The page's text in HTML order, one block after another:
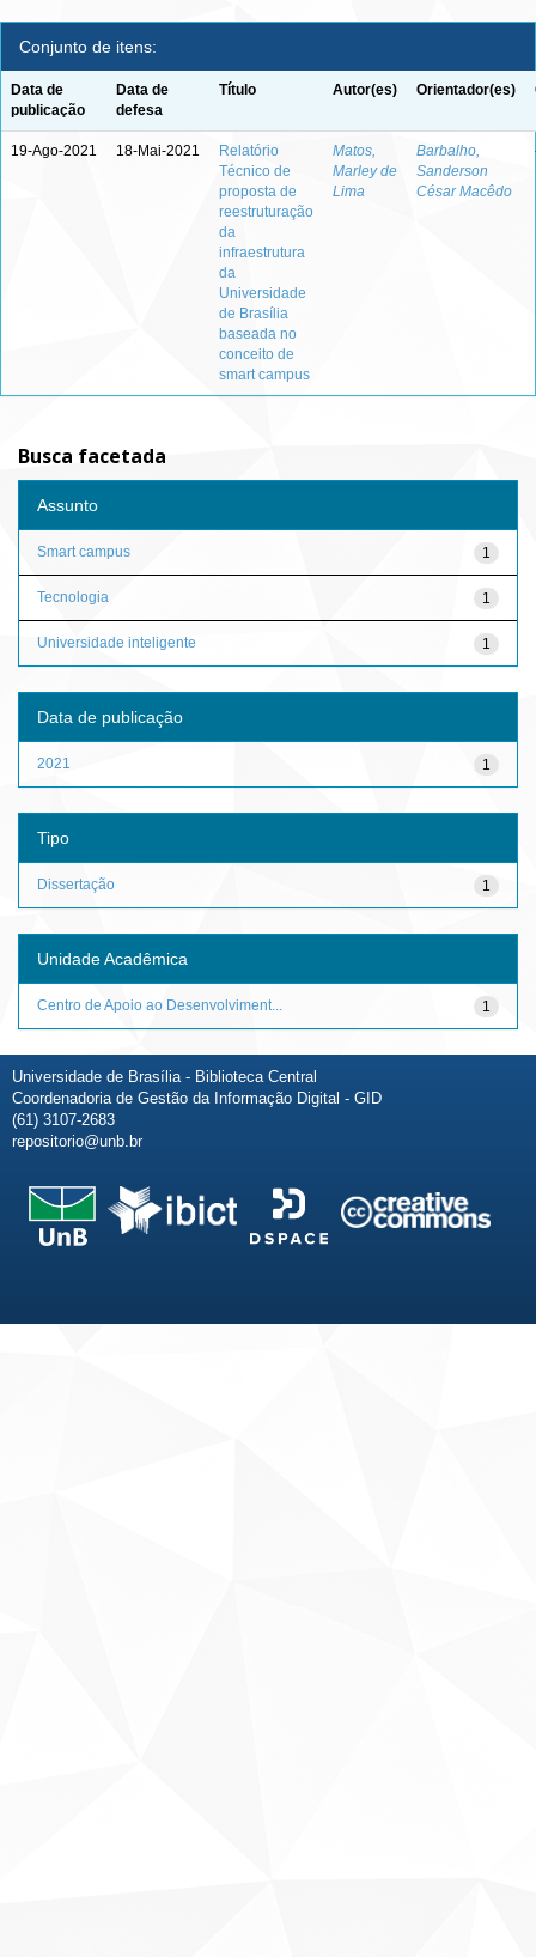
Conjunto de itens:
Data de
publicação
Data de
defesa
Título Autor(es) Orientador(es)
19-Ago-2021 18-Mai-2021
Relatório
Técnico de
proposta de
reestruturação
da
infraestrutura
da
Universidade
de Brasília
baseada no
conceito de
smart campus
Matos,
Marley de
Lima
Barbalho,
Sanderson
César Macêdo
Busca facetada
Assunto
1
Smart campus
1
Tecnologia
1
Universidade inteligente
Data de publicação
1
2021
Tipo
1
Dissertação
Unidade Acadêmica
1
Centro de Apoio ao Desenvolviment...
Universidade de Brasília - Biblioteca Central
Coordenadoria de Gestão da Informação Digital - GID
(61) 3107-2683
repositorio@unb.br